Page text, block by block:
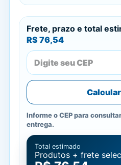
Frete, prazo e total
R$ 76,54
Informe o CEP para
entrega.
Total estimado
Produtos + frete